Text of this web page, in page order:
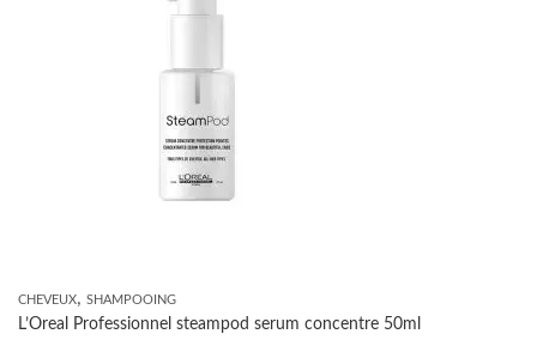
CHEVEUX, SHAMPOOING
L’Oreal Professionnel steampod serum concentre 50ml